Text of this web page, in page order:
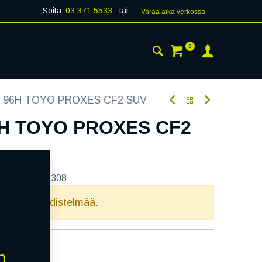
Soita 03 371 5533 tai Varaa aika verk​​​​ossa
0
96H TOYO PROXES CF2 SUV
TOYO PROXES CF2
268308
yhdistelmää.